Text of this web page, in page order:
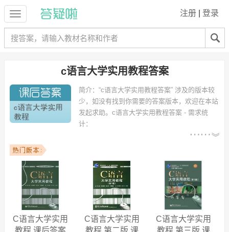
注册 登录
c语言大学实用教程答案
简介： “c语言大学实用教程答案” 涉及的版本较
少，如没有找到你需要的答案版本，欢迎在本站
发起求助。 c语言大学实用教程答案 - 需求统
计：
：计算机科学与技术、通信
工程、光电信息工程、电子信息工程、计算机科学与技术（信息安
全）、软件工程、asdad、工程管理、信息与计算科学、电气信息工程
等专业。
以下学校的同学下载过
c语言大学实用教程答案
：沈阳建筑大学、哈尔滨
工业大学、广西师范大学、浙江理工大学、西北农林科技大学、深圳大
学、贵州大学、沈阳工业大学、吉林财经大学、厦门大学 等。
C语言大学实用
教程 课后答案
C语言大学实用
教程 第二版 课
C语言大学实用
教程 第三版 课